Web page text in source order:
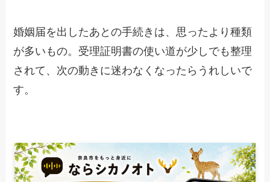
婚姻届を出したあとの手続きは、思ったより種類
が多いもの。受理証明書の使い道が少しでも整理
されて、次の動きに迷わなくなったらうれしいで
す。